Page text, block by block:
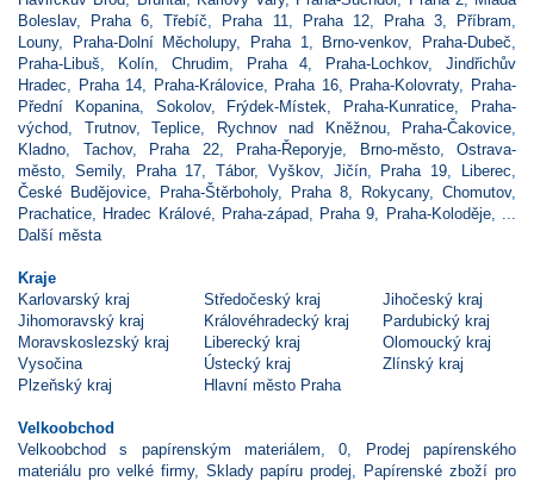
Boleslav, Praha 6 ,Třebíč Praha 11 Praha 12, Praha 3, Příbram
Louny, Praha-Dolní Měcholupy, Praha 1 Brno-venkov, Praha-Dubeč
Praha-Libuš
Kolín, Chrudim Praha 4 Praha-Lochkov,Jindřichův
Hradec
Praha 14 Praha-Královice, Praha 16, Praha-Kolovraty,
Praha-
Přední Kopanina, Sokolov, Frýdek-Místek Praha-Kunratice
Praha-
východ
Trutnov, Teplice Rychnov nad Kněžnou, Praha-Čakovice
Kladno
Tachov, Praha 22, Praha-Řeporyje Brno-město, Ostrava-
město
Semily, Praha 17 ,Tábor, Vyškov, Jičín, Praha 19 Liberec
České Budějovice
Praha-Štěrboholy, Praha 8 Rokycany, Chomutov,
Prachatice
Hradec Králové, Praha-západ Praha 9 Praha-Koloděje, ...
Další města
Kraje
Karlovarský kraj
Středočeský kraj
Jihočeský kraj
Jihomoravský kraj
Královéhradecký kraj
Pardubický kraj
Moravskoslezský kraj
Liberecký kraj
Olomoucký kraj
Vysočina
Ústecký kraj
Zlínský kraj
Plzeňský kraj
Hlavní město Praha
Velkoobchod
Velkoobchod s papírenským materiálem ,0
Prodej papírenského
materiálu pro velké firmy, Sklady papíru prodej
Papírenské zboží pro